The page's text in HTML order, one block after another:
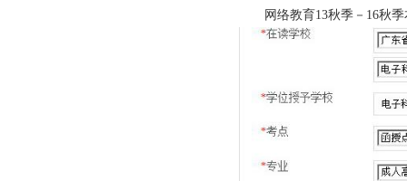
网络教育13秋季－16秋